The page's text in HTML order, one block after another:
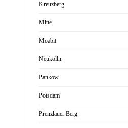
Kreuzberg
Mitte
Moabit
Neukölln
Pankow
Potsdam
Prenzlauer Berg